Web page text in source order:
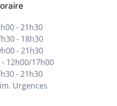
- 21h30
- 18h30
- 21h30
- 12h00/17h00
- 21h30
Urgences